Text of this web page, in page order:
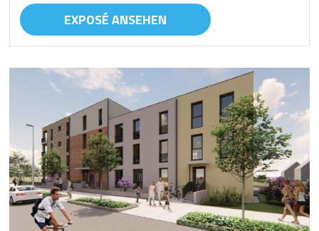
EXPOSÉ ANSEHEN